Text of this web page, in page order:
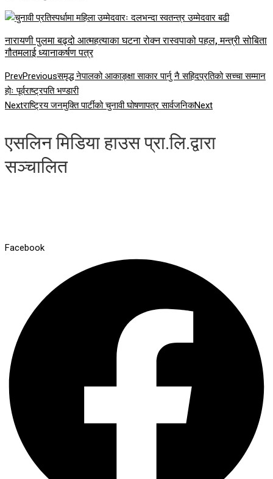
नारायणी पुलमा बढ्दो आत्महत्याका घटना रोक्न रास्वपाको पहल, मन्त्री सोबिता
गौतमलाई ध्यानाकर्षण पत्र
PrevPreviousसमृद्ध नेपालको आकाङ्क्षा साकार पार्नु नै सहिदप्रतिको सच्चा सम्मान
होः पूर्वराष्ट्रपति भण्डारी
Nextराष्ट्रिय जनमुक्ति पार्टीको चुनावी घोषणापत्र सार्वजनिकNext
एसलिन मिडिया हाउस प्रा.लि.द्वारा
सञ्चालित
Facebook